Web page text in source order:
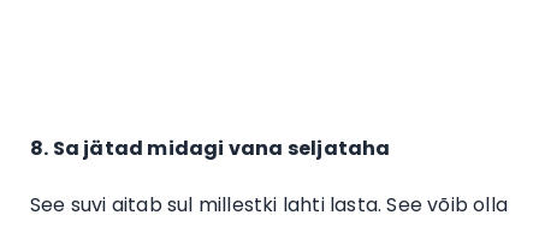
8. Sa jätad midagi vana seljataha
See suvi aitab sul millestki lahti lasta. See võib olla